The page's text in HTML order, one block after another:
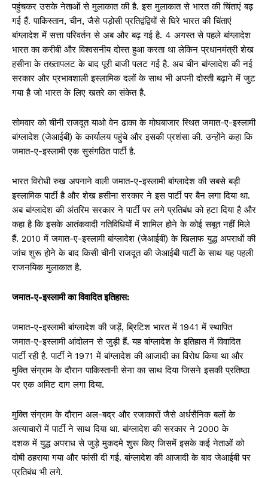
पहुंचकर उसके नेताओं से मुलाकात की है. इस मुलाकात से भारत की चिंताएं बढ़
गई हैं. पाकिस्तान, चीन, जैसे पड़ोसी प्रतिद्वंद्वियों से घिरे भारत की चिंताएं
बांग्लादेश में सत्ता परिवर्तन से अब और बढ़ गई है. 4 अगस्त से पहले बांग्लादेश
भारत का करीबी और विश्वसनीय दोस्त हुआ करता था लेकिन प्रधानमंत्री शेख
हसीना के तख्तापलट के बाद पूरी बाजी पलट गई है. अब चीन बांग्लादेश की नई
सरकार और प्रभावशाली इस्लामिक दलों के साथ भी अपनी दोस्ती बढ़ाने में जुट
गया है जो भारत के लिए खतरे का संकेत है.
सोमवार को चीनी राजदूत याओ वेन ढाका के मोघबाजार स्थित जमात-ए-इस्लामी
बांग्लादेश (जेआईबी) के कार्यालय पहुंचे और इसकी प्रशंसा की. उन्होंने कहा कि
जमात-ए-इस्लामी एक सुसंगठित पार्टी है.
भारत विरोधी रुख अपनाने वाली जमात-ए-इस्लामी बांग्लादेश की सबसे बड़ी
इस्लामिक पार्टी है और शेख हसीना सरकार ने इस पार्टी पर बैन लगा दिया था.
अब बांग्लादेश की अंतरिम सरकार ने पार्टी पर लगे प्रतिबंध को हटा दिया है और
कहा है कि इसके आतंकवादी गतिविधियों में शामिल होने के कोई सबूत नहीं मिले
हैं. 2010 में जमात-ए-इस्लामी बांग्लादेश (जेआईबी) के खिलाफ युद्ध अपराधों की
जांच शुरू होने के बाद किसी चीनी राजदूत की जेआईबी पार्टी के साथ यह पहली
राजनयिक मुलाकात है.
जमात-ए-इस्लामी का विवादित इतिहास:
जमात-ए-इस्लामी बांग्लादेश की जड़ें, ब्रिटिश भारत में 1941 में स्थापित
जमात-ए-इस्लामी आंदोलन से जुड़ी हैं. यह बांग्लादेश के इतिहास में विवादित
पार्टी रही है. पार्टी ने 1971 में बांग्लादेश की आजादी का विरोध किया था और
मुक्ति संग्राम के दौरान पाकिस्तानी सेना का साथ दिया जिसने इसकी प्रतिष्ठा
पर एक अमिट दाग लगा दिया.
मुक्ति संग्राम के दौरान अल-बद्र और रजाकारों जैसे अर्धसैनिक बलों के
अत्याचारों में पार्टी ने साथ दिया था. बांग्लादेश की सरकार ने 2000 के
दशक में युद्ध अपराध से जुड़े मुकदमे शुरू किए जिसमें इसके कई नेताओं को
दोषी ठहराया गया और फांसी दी गई. बांग्लादेश की आजादी के बाद जेआईबी पर
प्रतिबंध भी लगे.